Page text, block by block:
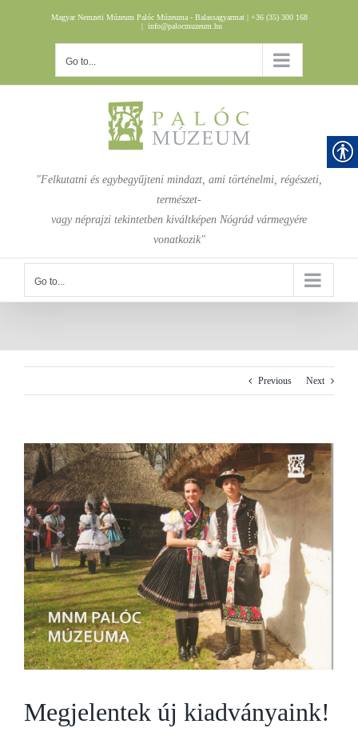
Magyar Nemzeti Múzeum Palóc Múzeuma - Balassagyarmat | +36 (35) 300 168
| info@palocmuzeum.hu
Go to...
"Felkutatni és egybegyűjteni mindazt, ami történelmi, régészeti,
természet-
vagy néprajzi tekintetben kiváltképen Nógrád vármegyére
vonatkozik"
Go to...
Previous Next
View
Larger
Image
Megjelentek új kiadványaink!